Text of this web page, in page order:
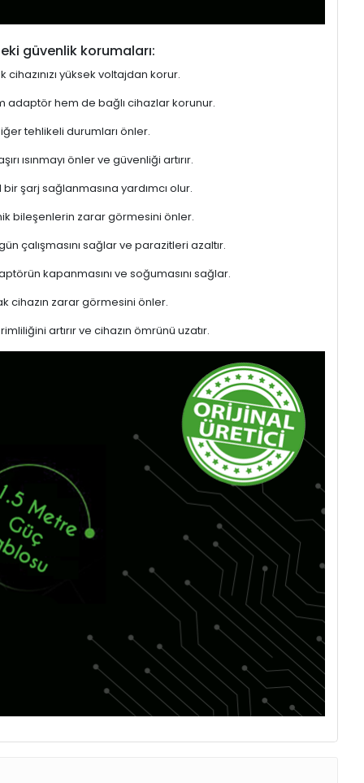
güvenlik korumaları:
yüksek voltajdan korur.
adaptör hem de bağlı cihazlar korunur.
tehlikeli durumları önler.
ısınmayı önler ve güvenliği artırır.
şarj sağlanmasına yardımcı olur.
bileşenlerin zarar görmesini önler.
çalışmasını sağlar ve parazitleri azaltır.
kapanmasını ve soğumasını sağlar.
cihazın zarar görmesini önler.
artırır ve cihazın ömrünü uzatır.